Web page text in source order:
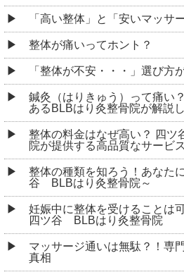
「高い整体」と「安いマッサ
整体が痛いってホント？
「整体が不安・・・」選び方
鍼灸（はりきゅう）って痛い
あるBLBはり灸整骨院が解説し
整体の料金はなぜ高い？ 四ツ
院が提供する高品質なサービ
整体の種類を知ろう！あなた
谷 BLBはり灸整骨院～
妊娠中に整体を受けることは
四ツ谷 BLBはり灸整骨院
マッサージ通いは無駄？！専
真相